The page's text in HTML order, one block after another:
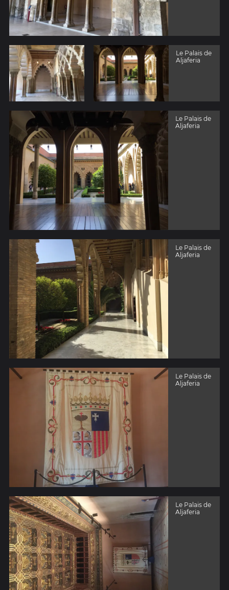
Le Palais de
Aljaferia
Le Palais de
Aljaferia
Le Palais de
Aljaferia
Le Palais de
Aljaferia
Le Palais de
Aljaferia